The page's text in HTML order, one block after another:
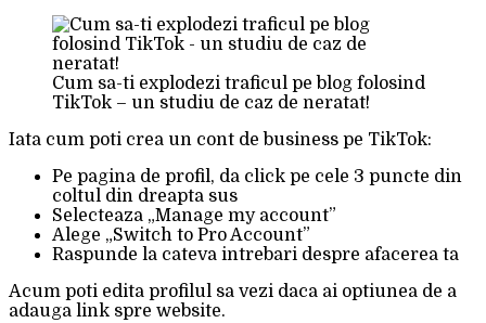
Cum sa-ti explodezi traficul pe blog folosind
TikTok – un studiu de caz de neratat!
Iata cum poti crea un cont de business pe TikTok:
Pe pagina de profil, da click pe cele 3 puncte din
coltul din dreapta sus
Selecteaza „Manage my account”
Alege „Switch to Pro Account”
Raspunde la cateva intrebari despre afacerea ta
Acum poti edita profilul sa vezi daca ai optiunea de a
adauga link spre website.